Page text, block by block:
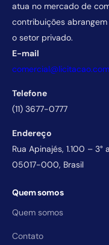
atua no mercado de
contribuições
o setor privado.
E-mail
Telefone
(11) 3677-0777
Endereço
Rua Apinajés, 1.100 –
05017-000, Brasil
Quem somos
Quem somos
Contato